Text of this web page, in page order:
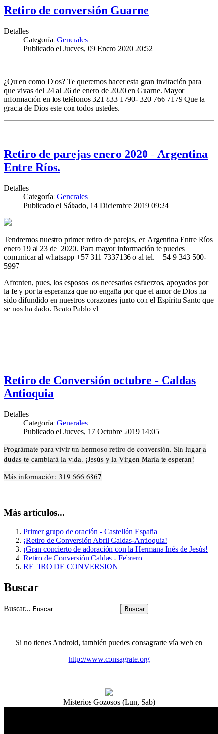
Retiro de conversión Guarne
Detalles
Categoría: Generales
Publicado el Jueves, 09 Enero 2020 20:52
¿Quien como Dios? Te queremos hacer esta gran invitación para
que vivas del 24 al 26 de enero de 2020 en Guarne. Mayor
información en los teléfonos 321 833 1790- 320 766 7179 Que la
gracia de Dios este con todos ustedes.
Retiro de parejas enero 2020 - Argentina
Entre Ríos.
Detalles
Categoría: Generales
Publicado el Sábado, 14 Diciembre 2019 09:24
Tendremos nuestro primer retiro de parejas, en Argentina Entre Ríos
enero 19 al 23 de 2020. Para mayor información te puedes
comunicar al whatsapp +57 311 7337136o al tel. +54 9 343 500-
5997
Afronten, pues, los esposos los necesarios esfuerzos, apoyados por
la fe y por la esperanza que no engaña por que el amor de Dios ha
sido difundido en nuestros corazones junto con el Espíritu Santo que
se nos ha dado. Beato Pablo vl
Retiro de Conversión octubre - Caldas
Antioquia
Detalles
Categoría: Generales
Publicado el Jueves, 17 Octubre 2019 14:05
Prográmate para vivir un hermoso retiro de conversión. Sin lugar a
dudas te cambiará la vida. ¡Jesús y la Virgen María te esperan!
Más información: 319 666 6867
Más artículos...
Primer grupo de oración - Castellón España
¡Retiro de Conversión Abril Caldas-Antioquia!
¡Gran concierto de adoración con la Hermana Inés de Jesús!
Retiro de Conversión Caldas - Febrero
RETIRO DE CONVERSION
Buscar
Buscar...
Si no tienes Android, también puedes consagrarte vía web en
http://www.consagrate.org
Misterios Gozosos (Lun, Sab)